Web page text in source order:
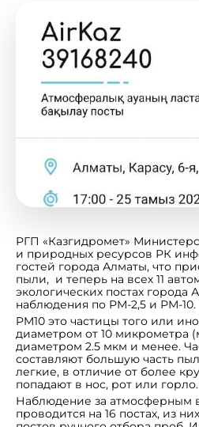
РГП «Казгидромет»
и природных ресурсов РК
гостей города Алматы, что
пыли, и теперь на всех 11
экологических постах города
наблюдения по РМ-2,5 и РМ-10.
PM10 это частицы того или
диаметром от 10 микрометра
диаметром 2.5 мкм и менее.
составляют большую часть
легкие, в отличие от более
попадают в нос, рот или горло.
Наблюдение за атмосферным
проводится на 16 постах, из